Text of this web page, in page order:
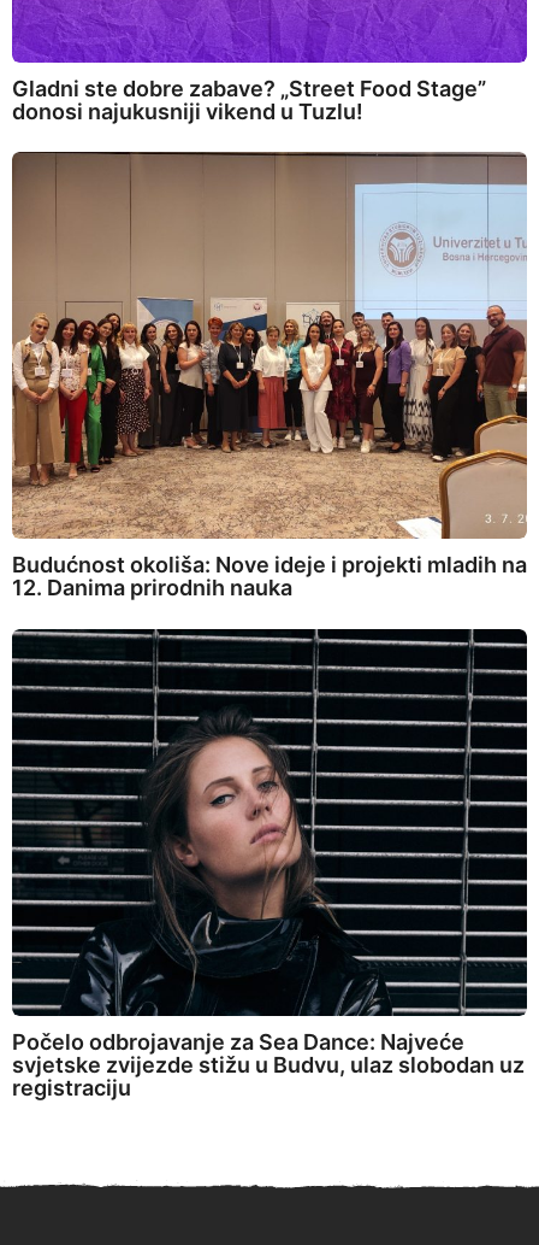
Gladni ste dobre zabave? „Street Food Stage”
donosi najukusniji vikend u Tuzlu!
Budućnost okoliša: Nove ideje i projekti mladih na
12. Danima prirodnih nauka
Počelo odbrojavanje za Sea Dance: Najveće
svjetske zvijezde stižu u Budvu, ulaz slobodan uz
registraciju